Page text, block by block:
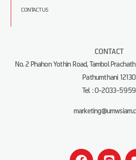
CONTACT US
CONTACT
No. 2 Phahon Yothin Road, Tambol
Pathumthani 12130
Tel : 0-2033-5959